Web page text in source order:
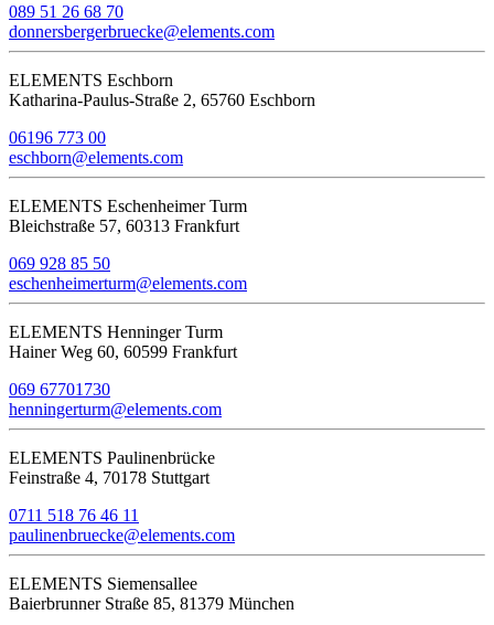
089 51 26 68 70
donnersbergerbruecke@elements.com
ELEMENTS Eschborn
Katharina-Paulus-Straße 2, 65760 Eschborn
06196 773 00
eschborn@elements.com
ELEMENTS Eschenheimer Turm
Bleichstraße 57, 60313 Frankfurt
069 928 85 50
eschenheimerturm@elements.com
ELEMENTS Henninger Turm
Hainer Weg 60, 60599 Frankfurt
069 67701730
henningerturm@elements.com
ELEMENTS Paulinenbrücke
Feinstraße 4, 70178 Stuttgart
0711 518 76 46 11
paulinenbruecke@elements.com
ELEMENTS Siemensallee
Baierbrunner Straße 85, 81379 München